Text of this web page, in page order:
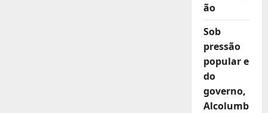
ão
Sob
pressão
popular e
do
governo,
Alcolumb